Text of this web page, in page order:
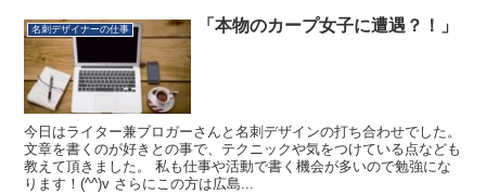
名刺デザイナーの仕事 「本物のカープ女子に遭遇？！」
今日はライター兼ブロガーさんと名刺デザインの打ち合わせでした。
文章を書くのが好きとの事で、テクニックや気をつけている点なども
教えて頂きました。 私も仕事や活動で書く機会が多いので勉強にな
ります！(^^)v さらにこの方は広島...